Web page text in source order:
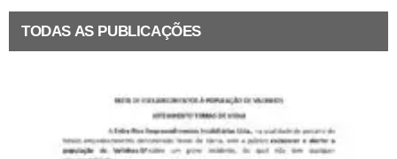
TODAS AS PUBLICAÇÕES